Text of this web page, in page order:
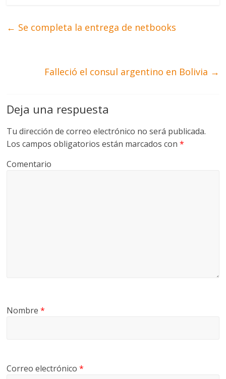
← Se completa la entrega de netbooks
Falleció el consul argentino en Bolivia →
Deja una respuesta
Tu dirección de correo electrónico no será publicada.
Los campos obligatorios están marcados con*
Comentario
Nombre*
Correo electrónico*